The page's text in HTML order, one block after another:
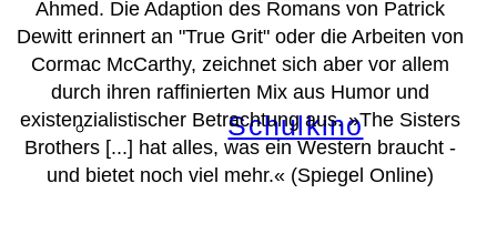
Schulkino
Ahmed. Die Adaption des Romans von Patrick
Dewitt erinnert an "True Grit" oder die Arbeiten von
Cormac McCarthy, zeichnet sich aber vor allem
durch ihren raffinierten Mix aus Humor und
existenzialistischer Betrachtung aus.»The Sisters
Brothers [...] hat alles, was ein Western braucht -
und bietet noch viel mehr.« (Spiegel Online)